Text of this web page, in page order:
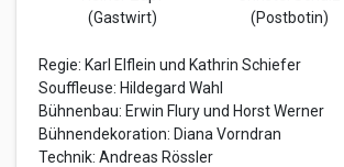
(Gastwirt)
(Postbotin)
Regie: Karl Elflein und Kathrin Schiefer
Souffleuse: Hildegard Wahl
Bühnenbau: Erwin Flury und Horst Werner
Bühnendekoration: Diana Vorndran
Technik: Andreas Rössler